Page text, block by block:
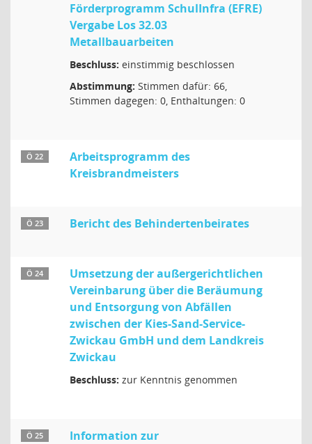
Förderprogramm SchulInfra (EFRE)
Vergabe Los 32.03
Metallbauarbeiten
Beschluss: einstimmig beschlossen
Abstimmung: Stimmen dafür: 66,
Stimmen dagegen: 0, Enthaltungen: 0
Ö 22
Arbeitsprogramm des
Kreisbrandmeisters
Ö 23 Bericht des Behindertenbeirates
Ö 24
Umsetzung der außergerichtlichen
Vereinbarung über die Beräumung
und Entsorgung von Abfällen
zwischen der Kies-Sand-Service-
Zwickau GmbH und dem Landkreis
Zwickau
Beschluss: zur Kenntnis genommen
Ö 25
Information zur